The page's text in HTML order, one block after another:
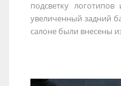
подсветку
увеличенный задний
салоне были внесены